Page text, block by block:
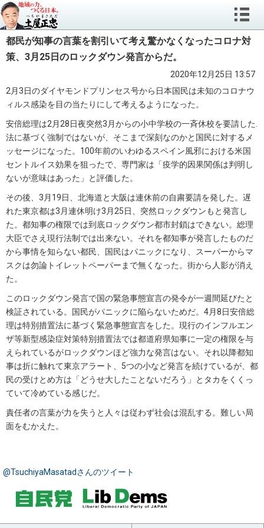
都民が知事の言葉を割引いて考え驚かなくなったコロナ対
策、3月25日のロックダウン発言からだ。
2020年12月25日 13:57
2月3日のダイヤモンドプリンセス号から日本国民は未知のコロナウ
ィルス感染を目の当たりにして考えるようになった。
安倍総理は2月28日夜突然3月からの小中学校の一斉休校を要請した.
法に基づく強制ではないが、そこまで深刻なのかと国民に対するメ
ッセージになった。100年前のいわゆるスペイン風邪における米国
セントルイス効果を狙ったで、専門家は「疫学的因果関係は判明し
ないが意味はあった」と評価した。
その後、3月19日、北海道と大阪は連休前の自粛要請を発した。遅
れた東京都は3月連休明け3月25日、突然ロックダウンもと発言し
た。都知事の権限では到底ロックダウン都市封鎖はできない。総理
大臣でさえ現行法制では出来ない。それを都知事が発言したものだ
から事情を知らない都民、国民はパニックになり、スーパーからマ
スクは勿論トイレットペーパーまで無くなった。街から人影が消え
た。
このロックダウン発言で国の緊急事態宣言の発令が一週間延びたと
検証されている。国民がパニックに陥らないためだ。4月8日安倍総
理は特別措置法に基づく緊急事態宣言をした。現行のインフルエン
ザ等新型感染症対策特別措置法では都道府県知事に一定の権限を与
えられているがロックダウンほど強力な発言はない。それ以降都知
事は折に触れて東京アラート、5つの小など発言を続けているが、都
民の受けとめ方は「どうせ大したことないだろう」とタカをくくっ
ていて冷めている感じだ。
責任者の言葉が力を失うと人々は従わず社会は混乱する。難しい局
面をむかえた。
@TsuchiyaMasatadさんのツイート